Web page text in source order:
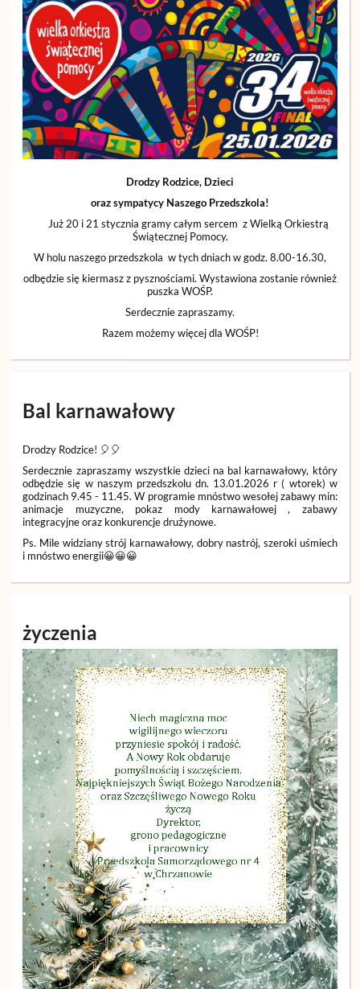
Drodzy Rodzice, Dzieci
oraz sympatycy Naszego Przedszkola!
Już 20 i 21 stycznia gramy całym sercem z Wielką Orkiestrą
Świątecznej Pomocy.
W holu naszego przedszkola w tych dniach w godz. 8.00-16.30,
odbędzie się kiermasz z pysznościami. Wystawiona zostanie również
puszka WOŚP.
Serdecznie zapraszamy.
Razem możemy więcej dla WOŚP!
Bal karnawałowy
Drodzy Rodzice! 🎈🎈
Serdecznie zapraszamy wszystkie dzieci na bal karnawałowy, który
odbędzie się w naszym przedszkolu dn. 13.01.2026 r ( wtorek) w
godzinach 9.45 - 11.45. W programie mnóstwo wesołej zabawy min:
animacje muzyczne, pokaz mody karnawałowej , zabawy
integracyjne oraz konkurencje drużynowe.
Ps. Mile widziany strój karnawałowy, dobry nastrój, szeroki uśmiech
i mnóstwo energii😀😀😀
życzenia